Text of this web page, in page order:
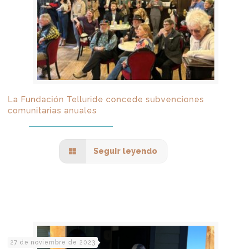
La Fundación Telluride concede subvenciones
comunitarias anuales
Seguir leyendo
27 de noviembre de 2023